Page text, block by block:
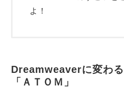
よ！
Dreamweaverに変わ
「ＡＴＯＭ」